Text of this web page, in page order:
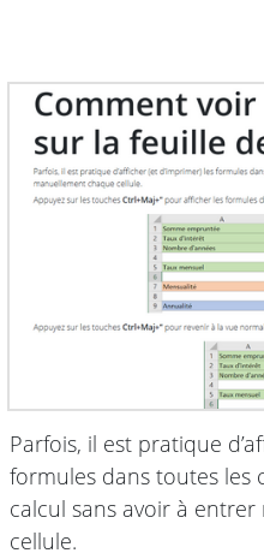
Parfois, il est pratique
formules dans toutes les
calcul sans avoir à
cellule.